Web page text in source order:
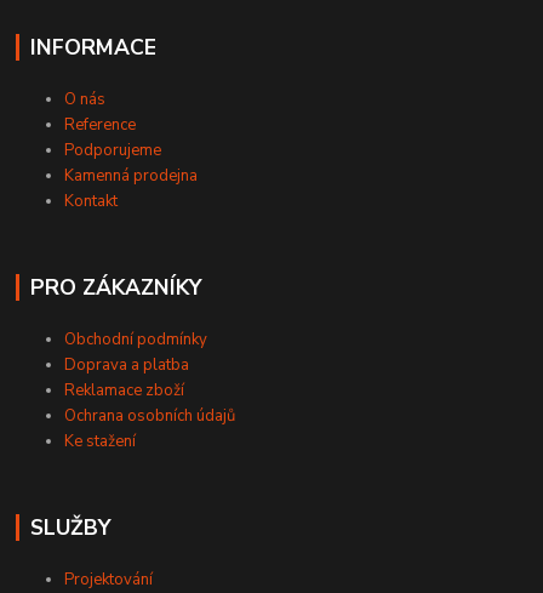
INFORMACE
O nás
Reference
Podporujeme
Kamenná prodejna
Kontakt
PRO ZÁKAZNÍKY
Obchodní podmínky
Doprava a platba
Reklamace zboží
Ochrana osobních údajů
Ke stažení
SLUŽBY
Projektování